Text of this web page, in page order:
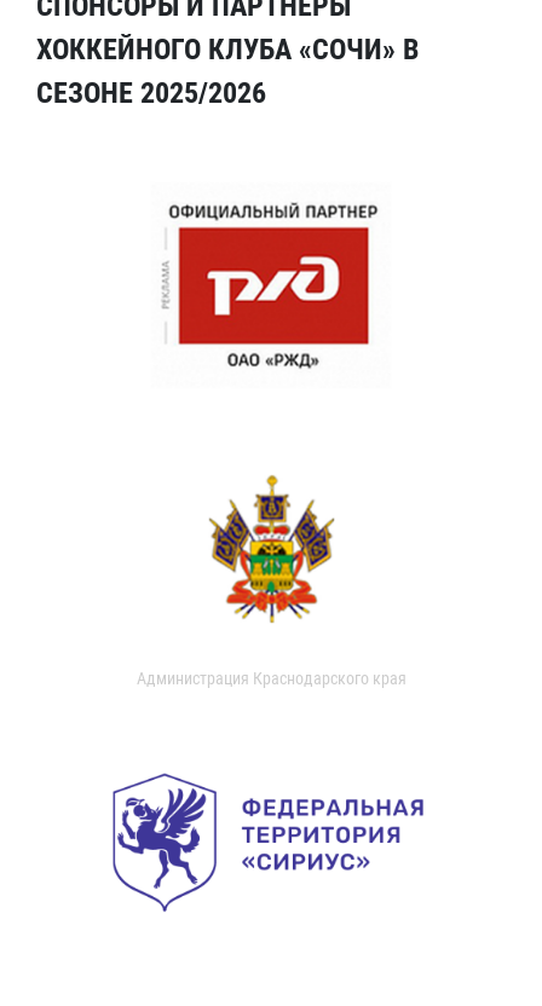
ХОККЕЙНОГО КЛУБА «СОЧИ» В
СЕЗОНЕ 2025/2026
Администрация Краснодарского края